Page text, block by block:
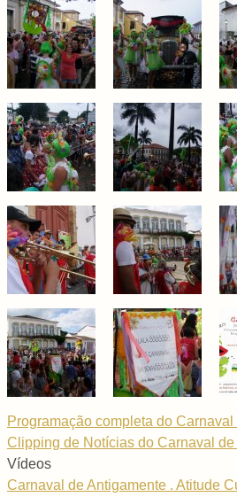
Programação completa do
Clipping de Notícias do Carnaval
Vídeos
Carnaval de Antigamente . Atitude